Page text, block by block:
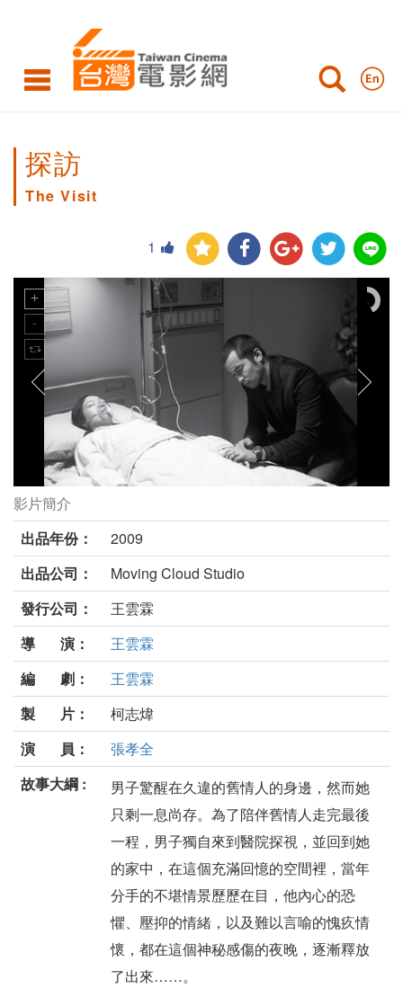
探訪
The Visit
1
探訪劇照
影片簡介
出品年份：
2009
出品公司：
Moving Cloud Studio
發行公司：
王雲霖
導 演：
王雲霖
編 劇：
王雲霖
製 片：
柯志煒
演 員：
張孝全
故事大綱 :
男子驚醒在久違的舊情人的身邊，然而她
只剩一息尚存。為了陪伴舊情人走完最後
一程，男子獨自來到醫院探視，並回到她
的家中，在這個充滿回憶的空間裡，當年
分手的不堪情景歷歷在目，他內心的恐
懼、壓抑的情緒，以及難以言喻的愧疚情
懷，都在這個神秘感傷的夜晚，逐漸釋放
了出來……。